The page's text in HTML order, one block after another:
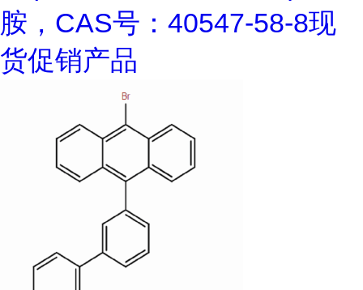
胺，CAS号：40547-58-8现
货促销产品